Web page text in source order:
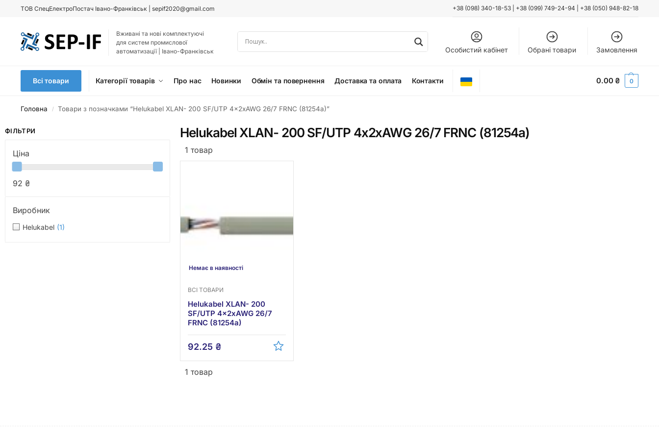
ТОВ СпецЕлектроПостач Івано-Франківськ | sepif2020@gmail.com +38 (098) 340-18-53 +38 (099) 749-24-94 +38 (050) 948-82-18
Вживані та нові комплектуючі
для систем промислової
автоматизації | Івано-Франківськ
Особистий кабінет Обрані товари Замовлення
Всі товари Категорії товарів Про нас Новинки Обмін та повернення Доставка та оплата Контакти 0.00 ₴ 0
Головна / Товари з позначками “Helukabel XLAN- 200 SF/UTP 4x2xAWG 26/7 FRNC (81254a)”
ФІЛЬТРИ
Ціна
92 ₴
Виробник
Helukabel (1)
Helukabel XLAN- 200 SF/UTP 4x2xAWG 26/7 FRNC (81254a)
1 товар
Немає в наявності
ВСІ ТОВАРИ
Helukabel XLAN- 200
SF/UTP 4x2xAWG 26/7
FRNC (81254a)
92.25 ₴
1 товар